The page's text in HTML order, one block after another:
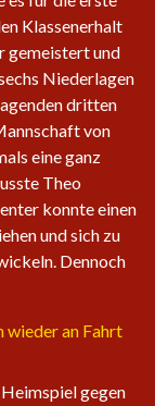
Klassenerhalt
gemeistert und
Niederlagen
dritten
von
eine ganz
Theo
konnte einen
und sich zu
Dennoch
wieder an Fahrt
gegen